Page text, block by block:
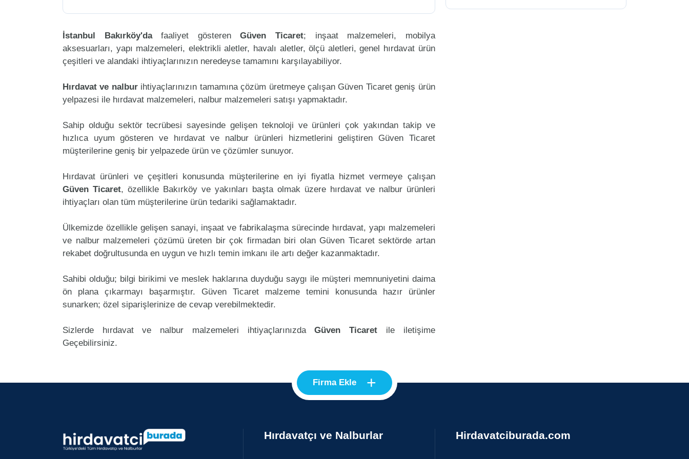
İstanbul Bakırköy'dafaaliyet gösterenGüven Ticaret; inşaat malzemeleri, mobilya
aksesuarları, yapı malzemeleri, elektrikli aletler, havalı aletler, ölçü aletleri, genel hırdavat ürün
çeşitleri ve alandaki ihtiyaçlarınızın neredeyse tamamını karşılayabiliyor.
Hırdavat ve nalburihtiyaçlarınızın tamamına çözüm üretmeye çalışan Güven Ticaret geniş ürün
yelpazesi ile hırdavat malzemeleri, nalbur malzemeleri satışı yapmaktadır.
Sahip olduğu sektör tecrübesi sayesinde gelişen teknoloji ve ürünleri çok yakından takip ve
hızlıca uyum gösteren ve hırdavat ve nalbur ürünleri hizmetlerini geliştiren Güven Ticaret
müşterilerine geniş bir yelpazede ürün ve çözümler sunuyor.
Hırdavat ürünleri ve çeşitleri konusunda müşterilerine en iyi fiyatla hizmet vermeye çalışan
Güven Ticaret, özellikle Bakırköy ve yakınları başta olmak üzere hırdavat ve nalbur ürünleri
ihtiyaçları olan tüm müşterilerine ürün tedariki sağlamaktadır.
Ülkemizde özellikle gelişen sanayi, inşaat ve fabrikalaşma sürecinde hırdavat, yapı malzemeleri
ve nalbur malzemeleri çözümü üreten bir çok firmadan biri olan Güven Ticaret sektörde artan
rekabet doğrultusunda en uygun ve hızlı temin imkanı ile artı değer kazanmaktadır.
Sahibi olduğu; bilgi birikimi ve meslek haklarına duyduğu saygı ile müşteri memnuniyetini daima
ön plana çıkarmayı başarmıştır. Güven Ticaret malzeme temini konusunda hazır ürünler
sunarken; özel siparişlerinize de cevap verebilmektedir.
Sizlerde hırdavat ve nalbur malzemeleri ihtiyaçlarınızdaGüven Ticaret ile iletişime
Geçebilirsiniz.
Firma Ekle +
Hırdavatçı ve Nalburlar Hirdavatciburada.com